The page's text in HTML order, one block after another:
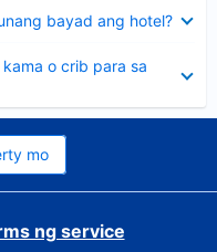
bayad ang hotel?
o crib para sa
mo
ng service